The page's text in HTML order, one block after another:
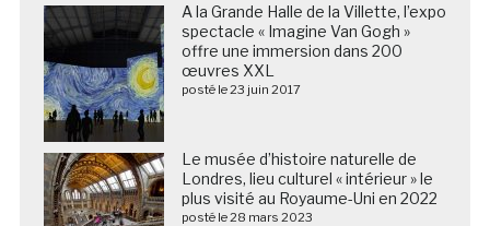
A la Grande Halle de la Villette, l’expo
spectacle « Imagine Van Gogh »
offre une immersion dans 200
œuvres XXL
posté le 23 juin 2017
Le musée d’histoire naturelle de
Londres, lieu culturel « intérieur » le
plus visité au Royaume-Uni en 2022
posté le 28 mars 2023